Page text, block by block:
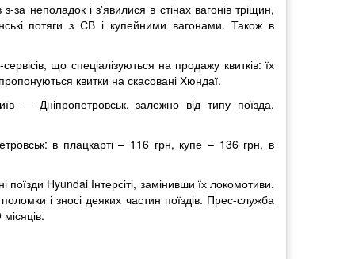
за неполадок і з'явилися в стінах вагонів тріщин,
потяги з СВ і купейними вагонами. Також в
що спеціалізуються на продажу квитків: їх
квитки на скасовані Хюндаї.
— Дніпропетровськ, залежно від типу поїзда,
в плацкарті – 116 грн, купе – 136 грн, в
Hyundai Інтерсіті, замінивши їх локомотиви.
і зносі деяких частин поїздів. Прес-служба